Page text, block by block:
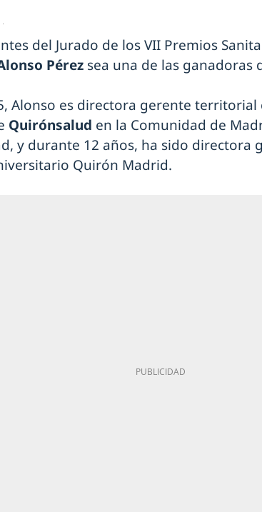
del Jurado de los VII Premios
Pérez sea una de las ganadoras
Alonso es directora gerente territorial
Quirónsalud en la Comunidad de
y durante 12 años, ha sido directora
Quirón Madrid.